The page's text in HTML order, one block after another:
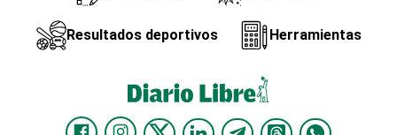
Resultados deportivos Herramientas